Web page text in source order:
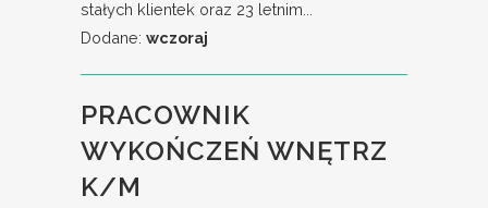
stałych klientek oraz 23 letnim...
Dodane: wczoraj
PRACOWNIK
WYKOŃCZEŃ WNĘTRZ
K/M